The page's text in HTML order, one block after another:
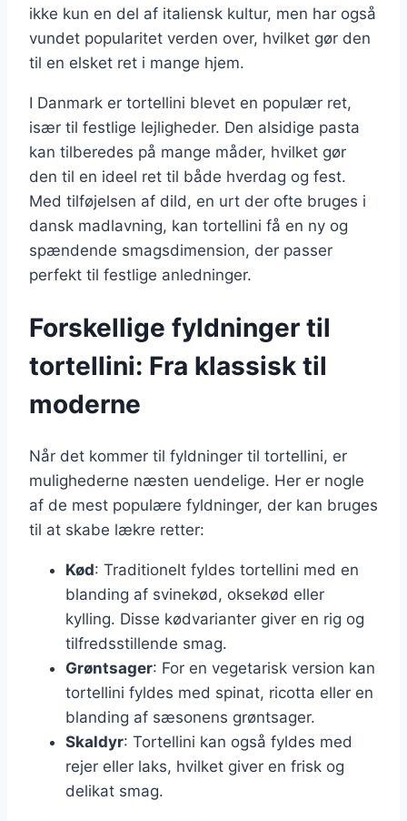
ikke kun en del af italiensk kultur, men har også
vundet popularitet verden over, hvilket gør den
til en elsket ret i mange hjem.
I Danmark er tortellini blevet en populær ret,
især til festlige lejligheder. Den alsidige pasta
kan tilberedes på mange måder, hvilket gør
den til en ideel ret til både hverdag og fest.
Med tilføjelsen af dild, en urt der ofte bruges i
dansk madlavning, kan tortellini få en ny og
spændende smagsdimension, der passer
perfekt til festlige anledninger.
Forskellige fyldninger til
tortellini: Fra klassisk til
moderne
Når det kommer til fyldninger til tortellini, er
mulighederne næsten uendelige. Her er nogle
af de mest populære fyldninger, der kan bruges
til at skabe lækre retter:
Kød: Traditionelt fyldes tortellini med en
blanding af svinekød, oksekød eller
kylling. Disse kødvarianter giver en rig og
tilfredsstillende smag.
Grøntsager: For en vegetarisk version kan
tortellini fyldes med spinat, ricotta eller en
blanding af sæsonens grøntsager.
Skaldyr: Tortellini kan også fyldes med
rejer eller laks, hvilket giver en frisk og
delikat smag.